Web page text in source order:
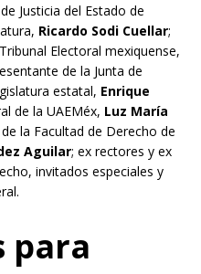
Justicia del Estado de
Ricardo Sodi Cuellar;
Electoral mexiquense,
de la Junta de
estatal, Enrique
de la UAEMéx, Luz María
la Facultad de Derecho de
Aguilar; ex rectores y ex
invitados especiales y
para